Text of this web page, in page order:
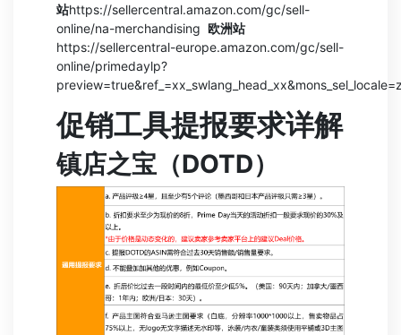
站https://sellercentral.amazon.com/gc/sell-
online/na-merchandising 欧洲站
https://sellercentral-europe.amazon.com/gc/sell-
online/primedaylp?
促销工具提报要求详解
镇店之宝（DOTD）